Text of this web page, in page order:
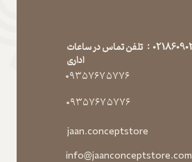
02186090283 : تلفن تماس در ساعات
اداری
۰۹۳۵۷۶۷۵۷۷۶
۰۹۳۵۷۶۷۵۷۷۶
jaan.conceptstore
info@jaanconceptstore.com